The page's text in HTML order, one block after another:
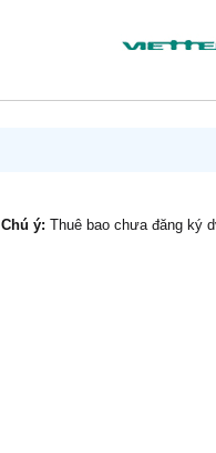
Chú ý: Thuê bao chưa đăng ký